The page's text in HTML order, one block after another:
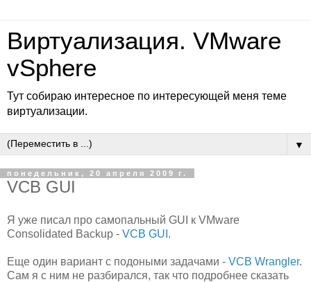
Виртуализация. VMware
vSphere
Тут собираю интересное по интересующей меня теме
виртуализации.
▼
понедельник, 20 апреля 2009 г.
VCB GUI
Я уже писал про самопальный GUI к VMware
Consolidated Backup - VCB GUI .
Еще один вариант с подоными задачами - VCB Wrangler.
Сам я с ним не разбирался, так что подробнее сказать